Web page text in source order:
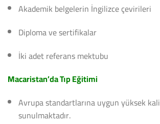
Akademik belgelerin İngilizce çevirileri
Diploma ve sertifikalar
İki adet referans mektubu
Macaristan’da Tıp Eğitimi
Avrupa standartlarına uygun yüksek
sunulmaktadır.